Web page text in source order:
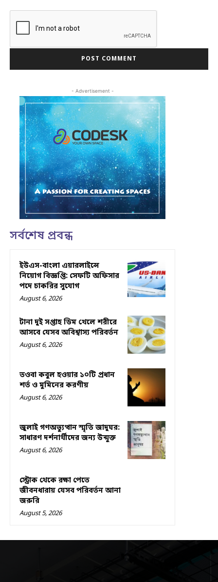
- Advertisement -
সর্বশেষ প্রবন্ধ
ইউএস-বাংলা এয়ারলাইন্সে
নিয়োগ বিজ্ঞপ্তি: সেফটি অফিসার
পদে চাকরির সুযোগ
August 6, 2026
টানা দুই সপ্তাহ ডিম খেলে শরীরে
আসবে যেসব অবিশ্বাস্য পরিবর্তন
August 6, 2026
তওবা কবুল হওয়ার ১০টি প্রধান
শর্ত ও মুমিনের করণীয়
August 6, 2026
জুলাই গণঅভ্যুত্থান স্মৃতি জাদুঘর:
সাধারণ দর্শনার্থীদের জন্য উন্মুক্ত
August 6, 2026
স্ট্রোক থেকে রক্ষা পেতে
জীবনধারায় যেসব পরিবর্তন আনা
জরুরি
August 5, 2026